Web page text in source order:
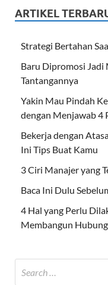
ARTIKEL
Strategi Bertahan
Baru Dipromosi Jadi
Tantangannya
Yakin Mau Pindah
dengan Menjawab 4
Bekerja dengan
Ini Tips Buat Kamu
3 Ciri Manajer yang
Baca Ini Dulu
4 Hal yang Perlu
Membangun